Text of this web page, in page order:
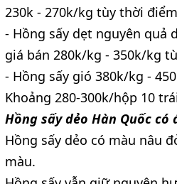
230k - 270k/kg tùy thời điểm
- Hồng sấy dẹt nguyên quả
giá bán 280k/kg - 350k/kg
- Hồng sấy gió 380k/kg -
Khoảng 280-300k/hộp 10
Hồng sấy dẻo Hàn Quốc có
Hồng sấy dẻo có màu nâu
màu.